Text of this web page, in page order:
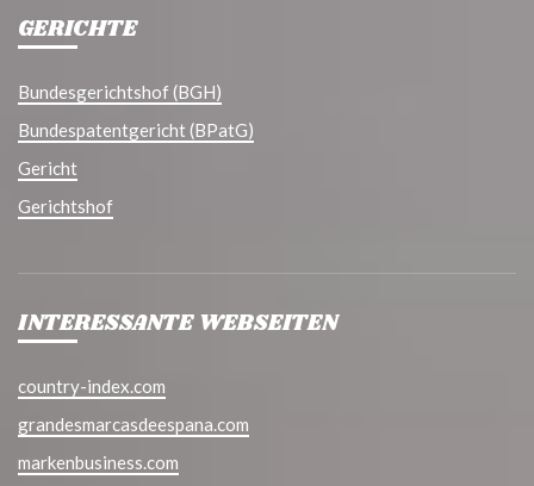
GERICHTE
Bundesgerichtshof (BGH)
Bundespatentgericht (BPatG)
Gericht
Gerichtshof
INTERESSANTE WEBSEITEN
country-index.com
grandesmarcasdeespana.com
markenbusiness.com